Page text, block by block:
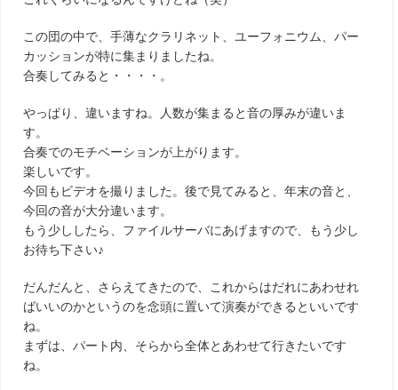
この団の中で、手薄なクラリネット、ユーフォニウム、パー
カッションが特に集まりましたね。
合奏してみると・・・・。
やっぱり、違いますね。人数が集まると音の厚みが違いま
す。
合奏でのモチベーションが上がります。
楽しいです。
今回もビデオを撮りました。後で見てみると、年末の音と、
今回の音が大分違います。
もう少ししたら、ファイルサーバにあげますので、もう少し
お待ち下さい♪
だんだんと、さらえてきたので、これからはだれにあわせれ
ばいいのかというのを念頭に置いて演奏ができるといいです
ね。
まずは、パート内、そらから全体とあわせて行きたいです
ね。